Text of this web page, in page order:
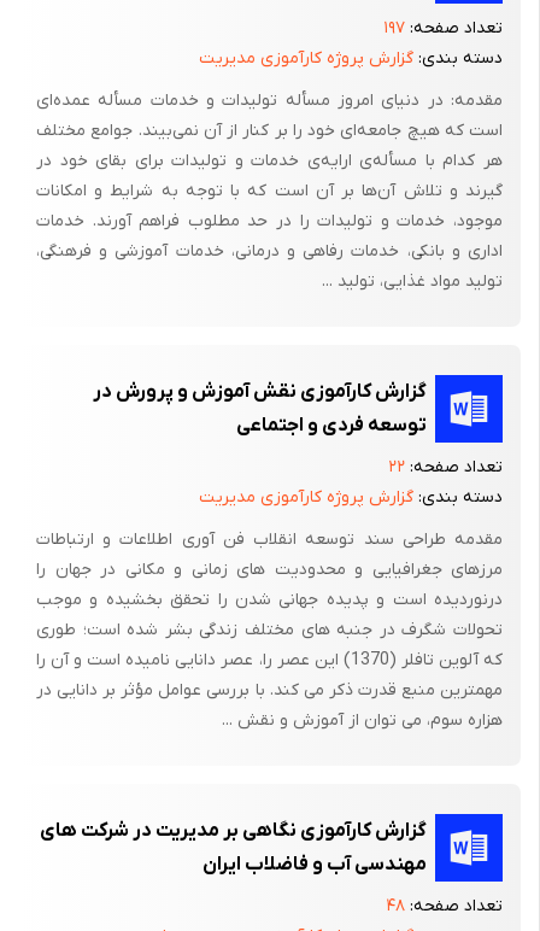
تعداد صفحه: ۱۹۷
دسته بندی: گزارش پروژه کارآموزی مدیریت
مقدمه: در دنیای امروز مسأله تولیدات و خدمات مسأله عمده‌ای
است که هیچ جامعه‌ای خود را بر کنار از آن نمی‌بیند. جوامع مختلف
هر کدام با مسأله‌ی ارایه‌ی خدمات و تولیدات برای بقای خود در
گیرند و تلاش آن‌ها بر آن است که با توجه به شرایط و امکانات
موجود، خدمات و تولیدات را در حد مطلوب فراهم آورند. خدمات
اداری و بانکی، خدمات رفاهی و درمانی، خدمات آموزشی و فرهنگی،
تولید مواد غذایی، تولید ...
گزارش کارآموزی نقش آموزش و پرورش در
توسعه فردی و اجتماعی
تعداد صفحه: ۲۲
دسته بندی: گزارش پروژه کارآموزی مدیریت
مقدمه طراحی سند توسعه انقلاب فن آوری اطلاعات و ارتباطات
مرزهای جغرافیایی و محدودیت های زمانی و مکانی در جهان را
درنوردیده است و پدیده جهانی شدن را تحقق بخشیده و موجب
تحولات شگرف در جنبه های مختلف زندگی بشر شده است؛ طوری
که آلوین تافلر (1370) این عصر را، عصر دانایی نامیده است و آن را
مهمترین منبع قدرت ذکر می کند. با بررسی عوامل مؤثر بر دانایی در
هزاره سوم، می توان از آموزش و نقش ...
گزارش کارآموزی نگاهی بر مدیریت در شرکت های
مهندسی آب و فاضلاب ایران
تعداد صفحه: ۴۸